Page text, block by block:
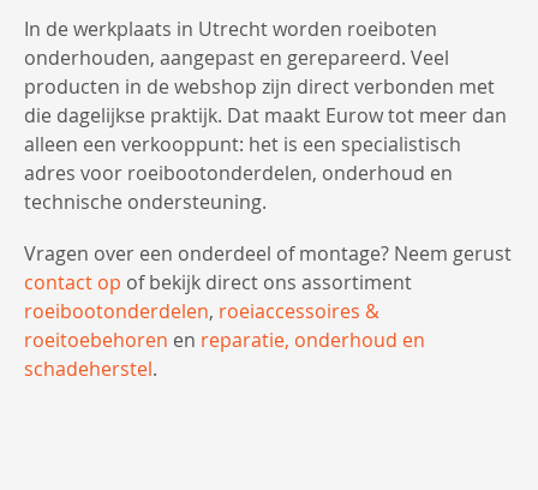
In de werkplaats in Utrecht worden roeiboten
onderhouden, aangepast en gerepareerd. Veel
producten in de webshop zijn direct verbonden met
die dagelijkse praktijk. Dat maakt Eurow tot meer dan
alleen een verkooppunt: het is een specialistisch
adres voor roeibootonderdelen, onderhoud en
technische ondersteuning.
Vragen over een onderdeel of montage? Neem gerust
contact op of bekijk direct ons assortiment
roeibootonderdelen, roeiaccessoires &
roeitoebehoren en reparatie, onderhoud en
schadeherstel.